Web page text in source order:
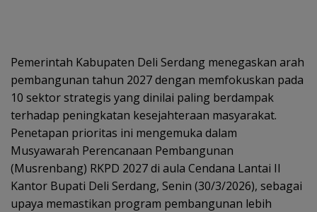
Pemerintah Kabupaten Deli Serdang menegaskan arah
pembangunan tahun 2027 dengan memfokuskan pada
10 sektor strategis yang dinilai paling berdampak
terhadap peningkatan kesejahteraan masyarakat.
Penetapan prioritas ini mengemuka dalam
Musyawarah Perencanaan Pembangunan
(Musrenbang) RKPD 2027 di aula Cendana Lantai II
Kantor Bupati Deli Serdang, Senin (30/3/2026), sebagai
upaya memastikan program pembangunan lebih